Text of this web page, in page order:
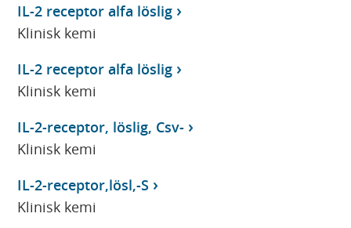
IL-2 receptor alfa löslig
Klinisk kemi
IL-2 receptor alfa löslig
Klinisk kemi
IL-2-receptor, löslig, Csv-
Klinisk kemi
IL-2-receptor,lösl,-S
Klinisk kemi